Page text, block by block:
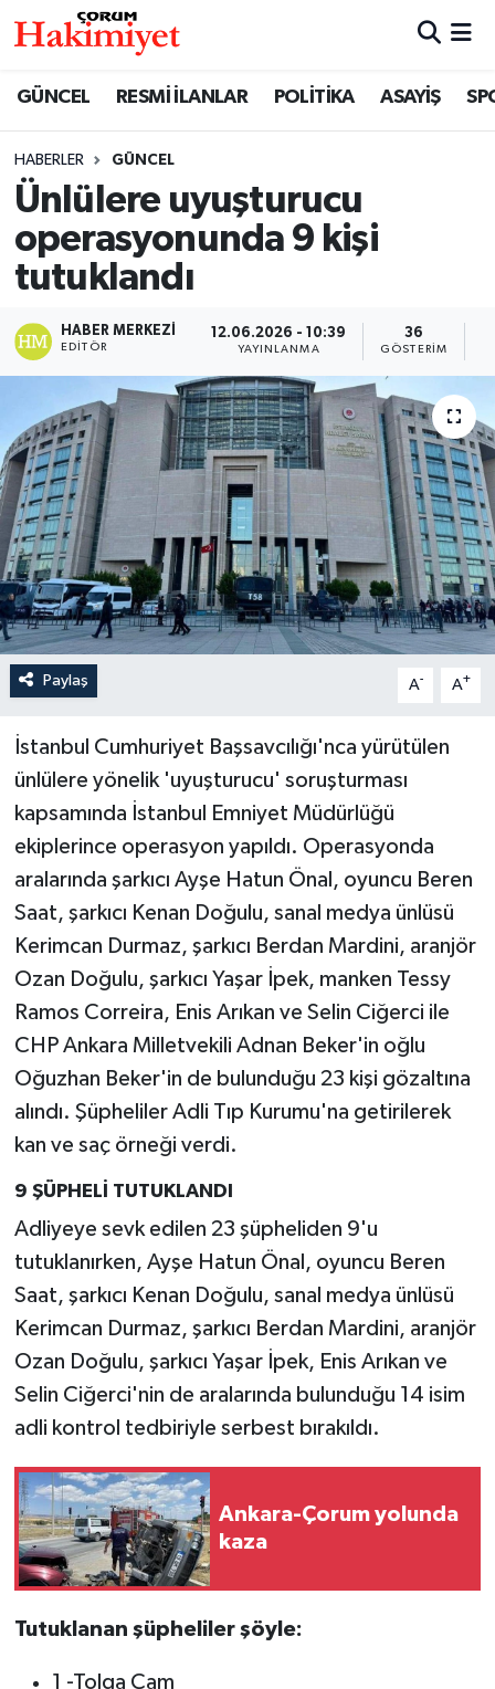
GÜNCEL RESMİ İLANLAR POLİTİKA ASAYİŞ
HABERLER GÜNCEL
Ünlülere uyuşturucu
operasyonunda 9 kişi
tutuklandı
HABER MERKEZI
EDITÖR
12.06.2026 - 10:39
YAYINLANMA
36
GÖSTERIM
Paylaş A- A+
İstanbul Cumhuriyet Başsavcılığı'nca yürütülen
ünlülere yönelik 'uyuşturucu' soruşturması
kapsamında İstanbul Emniyet Müdürlüğü
ekiplerince operasyon yapıldı. Operasyonda
aralarında şarkıcı Ayşe Hatun Önal, oyuncu Beren
Saat, şarkıcı Kenan Doğulu, sanal medya ünlüsü
Kerimcan Durmaz, şarkıcı Berdan Mardini, aranjör
Ozan Doğulu, şarkıcı Yaşar İpek, manken Tessy
Ramos Correira, Enis Arıkan ve Selin Ciğerci ile
CHP Ankara Milletvekili Adnan Beker'in oğlu
Oğuzhan Beker'in de bulunduğu 23 kişi gözaltına
alındı. Şüpheliler Adli Tıp Kurumu'na getirilerek
kan ve saç örneği verdi.
9 ŞÜPHELİ TUTUKLANDI
Adliyeye sevk edilen 23 şüpheliden 9'u
tutuklanırken, Ayşe Hatun Önal, oyuncu Beren
Saat, şarkıcı Kenan Doğulu, sanal medya ünlüsü
Kerimcan Durmaz, şarkıcı Berdan Mardini, aranjör
Ozan Doğulu, şarkıcı Yaşar İpek, Enis Arıkan ve
Selin Ciğerci'nin de aralarında bulunduğu 14 isim
adli kontrol tedbiriyle serbest bırakıldı.
Ankara-Çorum yolunda
kaza
Tutuklanan şüpheliler şöyle:
1 -Tolga Çam
SAĞLIK
ASAYİŞ
AKTÜEL
EĞİTİM
İLÇELER
OTOPARK
TEKNOLOJİ
Nöbetçi Eczaneler
Çorum Namaz Vakitleri
Trafik Durumu
Son Dakika Haberleri
Haber Arşivi